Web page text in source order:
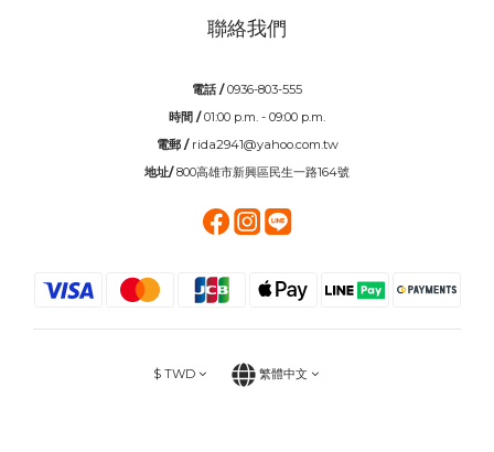
聯絡我們
電話 /0936-803-555
時間 /01:00 p.m. - 09:00 p.m.
電郵 / rida2941@yahoo.com.tw
地址/800高雄市新興區民生一路164號
$ TWD 繁體中文